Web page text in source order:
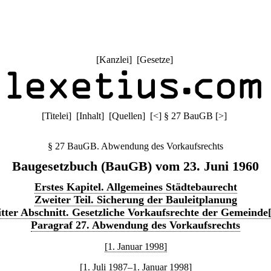
[Kanzlei] [Gesetze]
[Titelei] [Inhalt] [Quellen] [<] § 27 BauGB [>]
§ 27 BauGB. Abwendung des Vorkaufsrechts
Baugesetzbuch (BauGB) vom 23. Juni 1960
Erstes Kapitel. Allgemeines Städtebaurecht
Zweiter Teil. Sicherung der Bauleitplanung
Abschnitt. Gesetzliche Vorkaufsrechte der
Paragraf 27. Abwendung des Vorkaufsrechts
[1. Januar 1998]
[1. Juli 1987–1. Januar 1998]